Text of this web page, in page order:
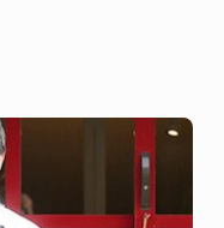
Weddingという番